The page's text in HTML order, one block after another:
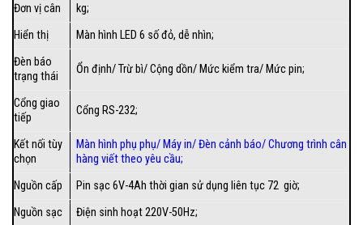
Đơn vị cân
kg;
Hiển thị
Màn hình LED 6 số đỏ, dễ nhìn;
Đèn báo
trạng thái
Ổn định/ Trừ bì/ Cộng dồn/ Mức kiểm tra/ Mức pin;
Cổng giao
tiếp
Cổng RS-232;
Kết nối tùy
chọn
Màn hình phụ phụ/ Máy in/Đèn cảnh báo/Chương trình cân
hàng viết theo yêu cầu;
Nguồn cấp
Pin sạc 6V-4Ah thời gian sử dụng liên tục 72 giờ;
Nguồn sạc
Điện sinh hoạt 220V-50Hz;